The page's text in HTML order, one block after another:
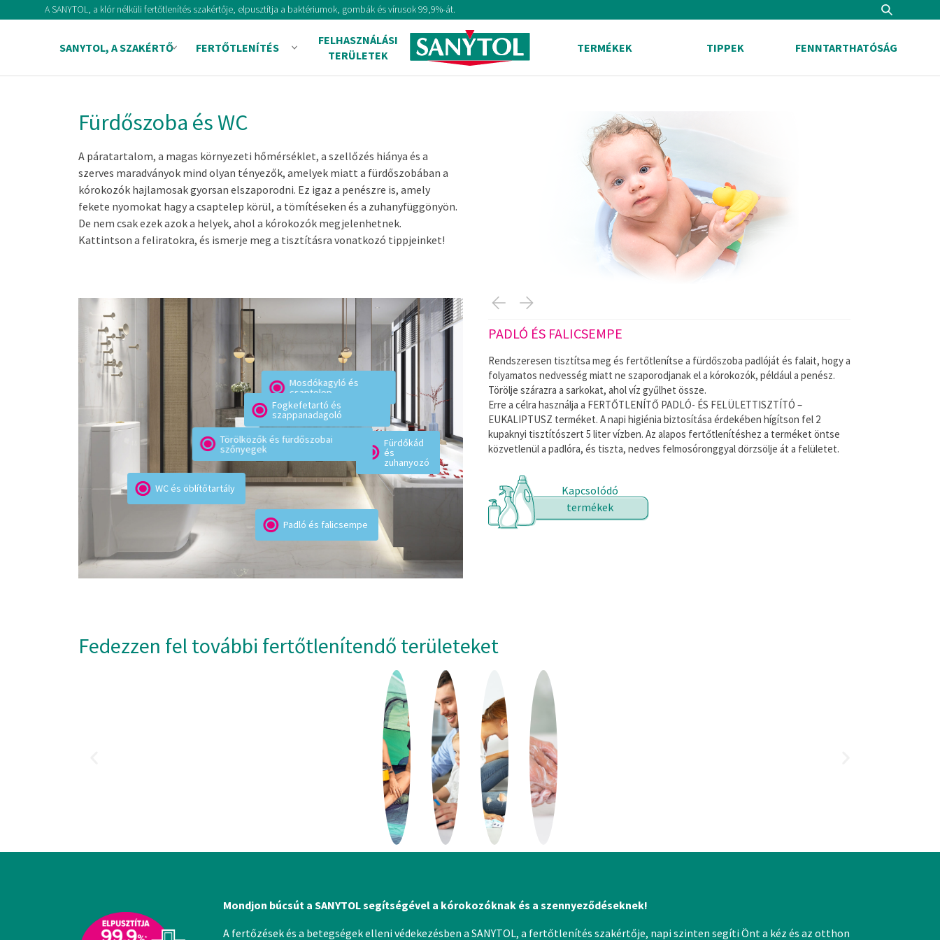
A SANYTOL, a klór nélküli fertőtlenítés szakértője, elpusztítja a baktériumok, gombák és vírusok 99,9%-át.
SANYTOL, A SZAKÉRTŐ FERTŐTLENÍTÉS
FELHASZNÁLÁSI
TERÜLETEK
TERMÉKEK TIPPEK FENNTARTHATÓSÁG
Fürdőszoba és WC
A páratartalom, a magas környezeti hőmérséklet, a szellőzés hiánya és a
szerves maradványok mind olyan tényezők, amelyek miatt a fürdőszobában a
kórokozók hajlamosak gyorsan elszaporodni. Ez igaz a penészre is, amely
fekete nyomokat hagy a csaptelep körül, a tömítéseken és a zuhanyfüggönyön.
De nem csak ezek azok a helyek, ahol a kórokozók megjelenhetnek.
Kattintson a feliratokra, és ismerje meg a tisztításra vonatkozó tippjeinket!
Padló és falicsempe
Fürdőkád
és
zuhanyozó
WC és öblítőtartály
Törölközők és fürdőszobai
szőnyegek
Mosdókagyló és
csaptelep
Fogkefetartó és
szappanadagoló
ahol érintés révén
FOGKEFETARTÓ ÉS SZAPPANADAGOLÓ
Gyakran megfeledkezünk róluk, pedig… A fogkefetartók és a szappanadagolók
alján gyakran víz gyűlik össze, ami elősegíti a mikróbák elszaporodását. Ne engedje,
hogy ez megtörténjen! Permetezzen FERTŐTLENÍTŐ FÜRDŐSZOBAI
TISZTÍTÓSZERT rájuk, hagyja 15 percig hatni a szert, dörzsölje át, majd öblítse le
őket.
Kapcsolódó
PADLÓ ÉS FALICSEMPE
Rendszeresen tisztítsa meg és fertőtlenítse a fürdőszoba padlóját és falait, hogy a
folyamatos nedvesség miatt ne szaporodjanak el a kórokozók, például a penész.
Törölje szárazra a sarkokat, ahol víz gyűlhet össze.
Erre a célra használja a FERTŐTLENÍTŐ PADLÓ- ÉS FELÜLETTISZTÍTÓ –
EUKALIPTUSZ terméket. A napi higiénia biztosítása érdekében hígítson fel 2
kupaknyi tisztítószert 5 liter vízben. Az alapos fertőtlenítéshez a terméket öntse
közvetlenül a padlóra, és tiszta, nedves felmosóronggyal dörzsölje át a felületet.
Kapcsolódó
termékek
Fedezzen fel további fertőtlenítendő területeket
Mondjon búcsút a SANYTOL segítségével a kórokozóknak és a szennyeződéseknek!
A fertőzések és a betegségek elleni védekezésben a SANYTOL, a fertőtlenítés szakértője, napi szinten segíti Önt a kéz és az otthon